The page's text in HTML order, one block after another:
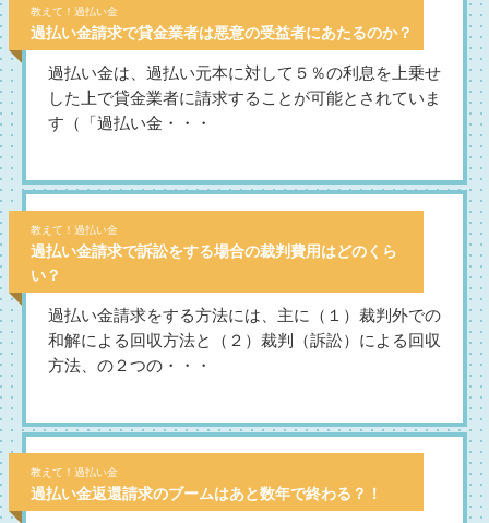
教えて！過払い金
過払い金請求で貸金業者は悪意の受益者にあたるのか？
過払い金は、過払い元本に対して５％の利息を上乗せ
した上で貸金業者に請求することが可能とされていま
す（「過払い金・・・
教えて！過払い金
過払い金請求で訴訟をする場合の裁判費用はどのくら
い？
過払い金請求をする方法には、主に（１）裁判外での
和解による回収方法と（２）裁判（訴訟）による回収
方法、の２つの・・・
教えて！過払い金
過払い金返還請求のブームはあと数年で終わる？！